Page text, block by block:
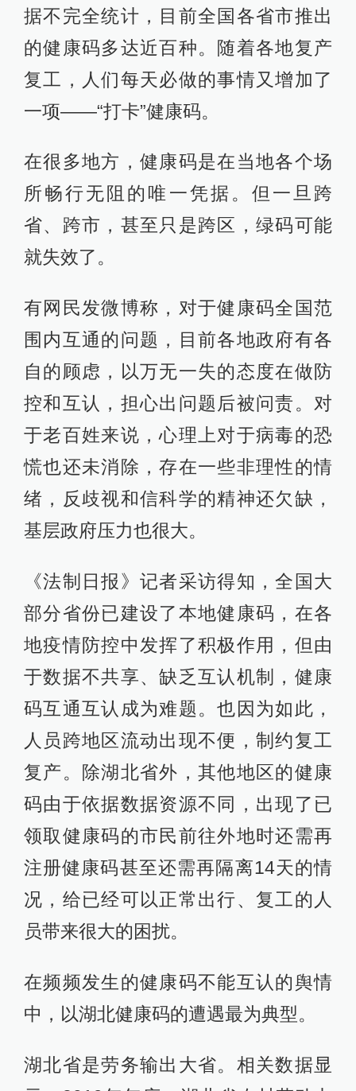
据不完全统计，目前全国各省市推出
的健康码多达近百种。随着各地复产
复工，人们每天必做的事情又增加了
一项——“打卡”健康码。
在很多地方，健康码是在当地各个场
所畅行无阻的唯一凭据。但一旦跨
省、跨市，甚至只是跨区，绿码可能
就失效了。
有网民发微博称，对于健康码全国范
围内互通的问题，目前各地政府有各
自的顾虑，以万无一失的态度在做防
控和互认，担心出问题后被问责。对
于老百姓来说，心理上对于病毒的恐
慌也还未消除，存在一些非理性的情
绪，反歧视和信科学的精神还欠缺，
基层政府压力也很大。
《法制日报》记者采访得知，全国大
部分省份已建设了本地健康码，在各
地疫情防控中发挥了积极作用，但由
于数据不共享、缺乏互认机制，健康
码互通互认成为难题。也因为如此，
人员跨地区流动出现不便，制约复工
复产。除湖北省外，其他地区的健康
码由于依据数据资源不同，出现了已
领取健康码的市民前往外地时还需再
注册健康码甚至还需再隔离14天的情
况，给已经可以正常出行、复工的人
员带来很大的困扰。
在频频发生的健康码不能互认的舆情
中，以湖北健康码的遭遇最为典型。
湖北省是劳务输出大省。相关数据显